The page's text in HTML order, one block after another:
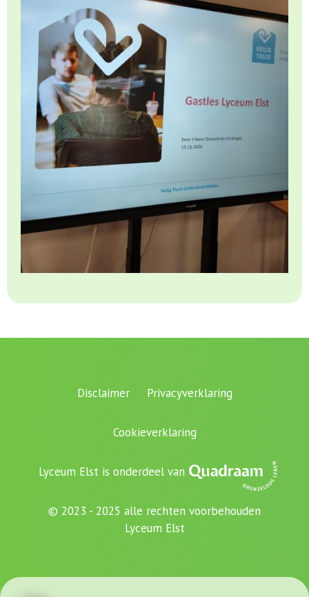
Disclaimer Privacyverklaring
Cookieverklaring
Lyceum Elst is onderdeel van
© 2023 - 2025 alle rechten voorbehouden
Lyceum Elst